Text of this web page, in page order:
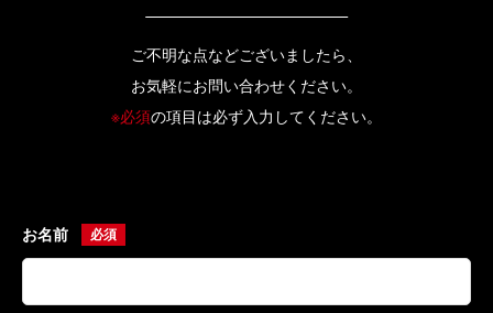
ご不明な点などございましたら、
お気軽にお問い合わせください。
※必須の項目は必ず入力してください。
お名前